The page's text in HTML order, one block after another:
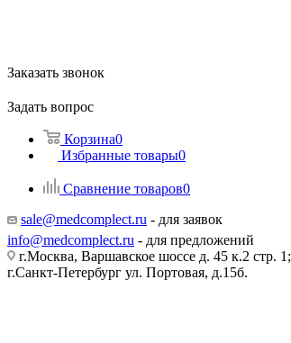
Заказать звонок
Задать вопрос
Корзина0
Избранные товары0
Сравнение товаров0
sale@medcomplect.ru - для заявок
info@medcomplect.ru - для предложений
г.Москва, Варшавское шоссе д. 45 к.2 стр. 1;
г.Санкт-Петербург ул. Портовая, д.15б.